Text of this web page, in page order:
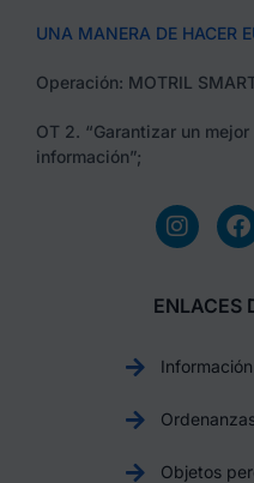
UNA MANERA DE HACER
Operación: MOTRIL
OT 2. “Garantizar un
información”;
ENLACES
Objetos